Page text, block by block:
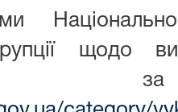
щодо